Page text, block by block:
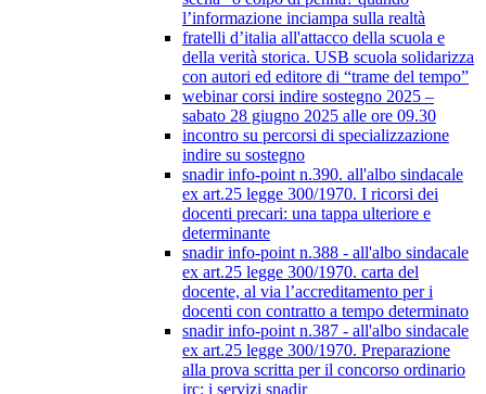
l’informazione inciampa sulla realtà
fratelli d’italia all'attacco della scuola e
della verità storica. USB scuola solidarizza
con autori ed editore di “trame del tempo”
webinar corsi indire sostegno 2025 –
sabato 28 giugno 2025 alle ore 09.30
incontro su percorsi di specializzazione
indire su sostegno
snadir info-point n.390. all'albo sindacale
ex art.25 legge 300/1970. I ricorsi dei
docenti precari: una tappa ulteriore e
determinante
snadir info-point n.388 - all'albo sindacale
ex art.25 legge 300/1970. carta del
docente, al via l’accreditamento per i
docenti con contratto a tempo determinato
snadir info-point n.387 - all'albo sindacale
ex art.25 legge 300/1970. Preparazione
alla prova scritta per il concorso ordinario
irc: i servizi snadir